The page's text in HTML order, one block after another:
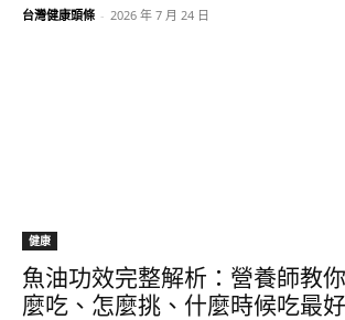
台灣健康頭條 - 2026 年 7 月 24 日
健康
魚油功效完整解析：營養師教
麼吃、怎麼挑、什麼時候吃最好